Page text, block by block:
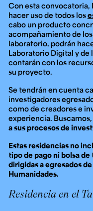
Con esta convocatoria,
hacer uso de todos los
cabo un producto
acompañamiento de los
laboratorio, podrán
Laboratorio Digital y de
contarán con los
su proyecto.
Se tendrán en cuenta
investigadores
como de creadores e
experiencia.
a sus procesos de
Estas residencias no
tipo de pago ni bolsa
dirigidas a egresados
Humanidades.
Residencia en el